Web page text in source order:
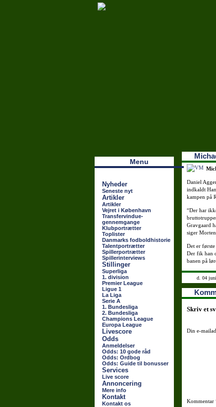
Menu
Nyheder
Seneste nyt
Artikler
Artikler
Vejret i København
Transfervindue-
gennemgange
Klubportrætter
Toplister
Danmarks fodboldhistorie
Talentportrætter
Spillerportrætter
Spillerinterviews
Stillinger
Superliga
1. division
Premier League
Ligue 1
La Liga
Serie A
1. Bundesliga
2. Bundesliga
Champions League
Europa League
Livescore
Odds
Anmeldelser
Odds: 10 gode råd
Odds: Ordbog
Odds: Guide til bonusser
Services
Live score
Annoncering
Mere info
Kontakt
Kontakt os
Daniel
indkaldt
kampen på
“Der har
Gravgaard
siger
Det er
Der fik han
banen på
d. 04
Skriv et
Din e-
Kommentar